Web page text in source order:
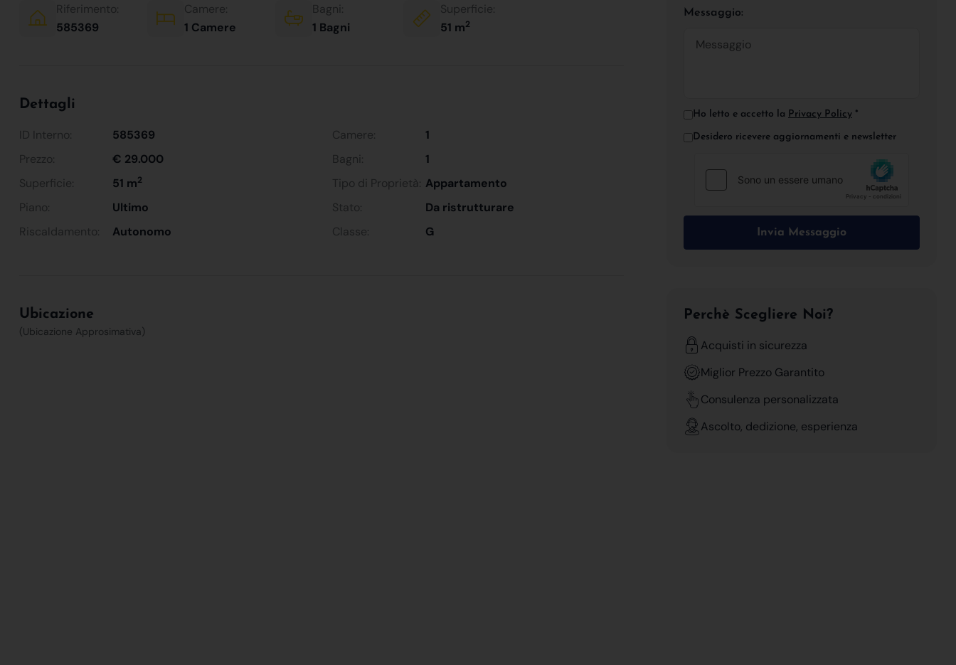
Riferimento:
585369
Camere:
1 Camere
Bagni:
1 Bagni
Superficie:
51 m2
Dettagli
ID Interno: 585369 Camere:
1
Prezzo:
€ 29.000 Bagni:
1
Superficie:
51 m2 Tipo di Proprietà: Appartamento
Piano:
Ultimo Stato:
Da ristrutturare
Riscaldamento:
Autonomo Classe: G
Ubicazione
(Ubicazione Approsimativa)
Messaggio:
Ho letto e accetto la Privacy Policy *
Desidero ricevere aggiornamenti e newsletter
Invia Messaggio
Perchè Scegliere Noi?
Acquisti in sicurezza
Miglior Prezzo Garantito
Consulenza personalizzata
Ascolto, dedizione, esperienza